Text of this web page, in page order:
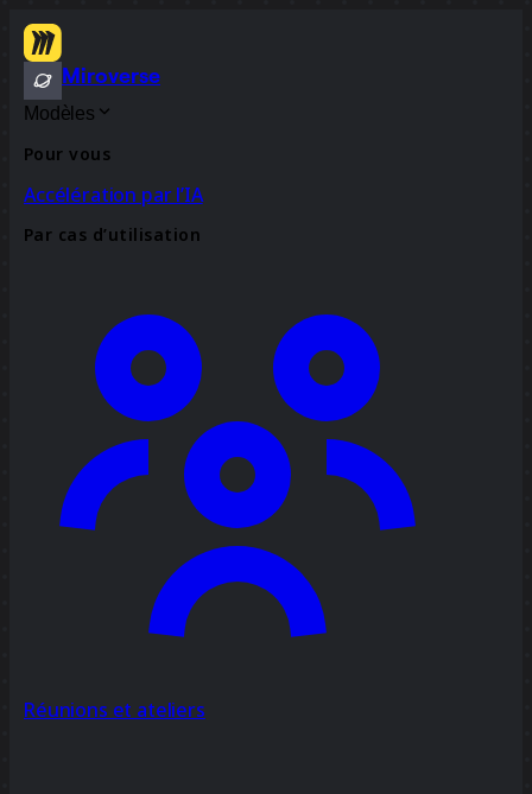
Miroverse
Modèles
Pour vous
Accélération par l’IA
Par cas d’utilisation
Réunions et ateliers